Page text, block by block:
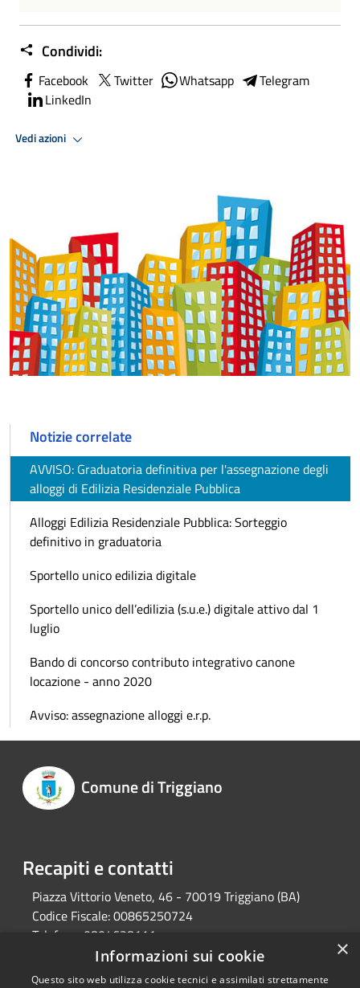
Condividi:
Facebook Twitter Whatsapp
Telegram
LinkedIn
Vedi azioni
Notizie correlate
AVVISO: Graduatoria definitiva per l'assegnazione degli
alloggi di Edilizia Residenziale Pubblica
Alloggi Edilizia Residenziale Pubblica: Sorteggio
definitivo in graduatoria
Sportello unico edilizia digitale
Sportello unico dell’edilizia (s.u.e.) digitale attivo dal 1
luglio
Bando di concorso contributo integrativo canone
locazione - anno 2020
Avviso: assegnazione alloggi e.r.p.
Comune di Triggiano
Recapiti e contatti
Piazza Vittorio Veneto, 46 - 70019 Triggiano (BA)
Codice Fiscale:00865250724
Telefono:
0804628111
protocollo@pec.comune.triggiano.ba.it ×
Informazioni sui cookie
Questo sito web utilizza cookie tecnici e assimilati strettamente